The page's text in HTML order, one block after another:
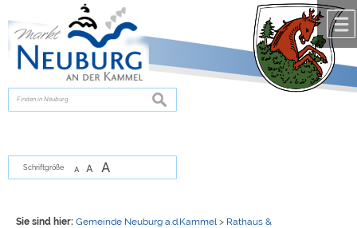
zur Navigationoder
springen.
suchen
Schriftgröße A A A
Sie sind hier: Gemeinde Neuburg a.d.Kammel > Rathaus &